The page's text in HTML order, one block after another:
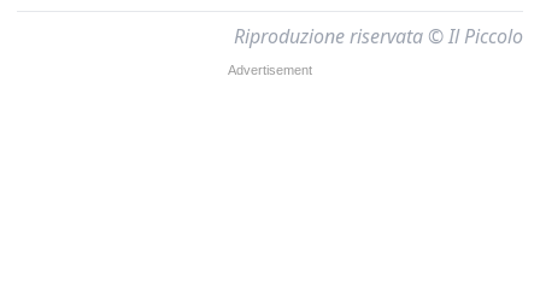
Riproduzione riservata © Il Piccolo